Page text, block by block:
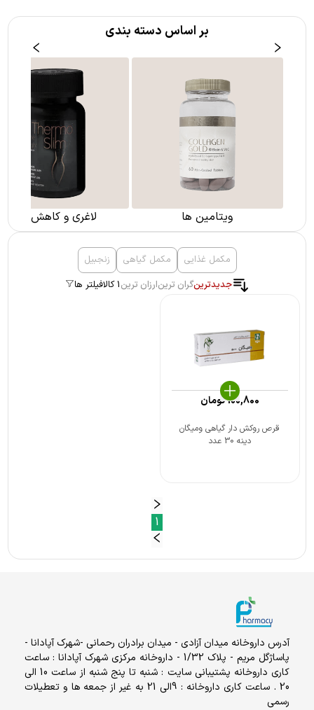
بر اساس دسته بندی
ویتامین ها لاغری و کاهش وزن
مکمل غذایی مکمل گیاهی
زنجبیل
جدیدترینگران ترینارزان ترین1 کالا فیلتر ها
قرص روکش دار گیاهی ومیگان
دینه 30 عدد
100,800تومان
1
آدرس داروخانه میدان آزادی - میدان برادران رحمانی -شهرک آپادانا -
پاساژگل مریم - پلاک 1/32 - داروخانه مرکزی شهرک آپادانا : ساعت
کاری داروخانه پشتیبانی سایت : شنبه تا پنج شنبه از ساعت 10 الی
20 . ساعت کاری داروخانه : 9الی 21 به غیر از جمعه ها و تعطیلات
رسمی